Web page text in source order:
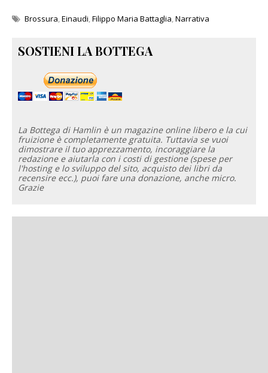
Brossura,Einaudi,Filippo Maria Battaglia,Narrativa
SOSTIENI LA BOTTEGA
La Bottega di Hamlin è un magazine online libero e la cui
fruizione è completamente gratuita. Tuttavia se vuoi
dimostrare il tuo apprezzamento, incoraggiare la
redazione e aiutarla con i costi di gestione (spese per
l'hosting e lo sviluppo del sito, acquisto dei libri da
recensire ecc.), puoi fare una donazione, anche micro.
Grazie